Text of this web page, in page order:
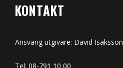
KONTAKT
Ansvarig utgivare: David Isaksson
Tel: 08-791 10 00